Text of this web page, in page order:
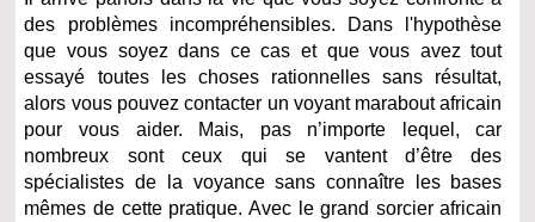
des problèmes incompréhensibles. Dans l'hypothèse
que vous soyez dans ce cas et que vous avez tout
essayé toutes les choses rationnelles sans résultat,
alors vous pouvez contacter un voyant marabout africain
pour vous aider. Mais, pas n’importe lequel, car
nombreux sont ceux qui se vantent d’être des
spécialistes de la voyance sans connaître les bases
mêmes de cette pratique. Avec le grand sorcier africain